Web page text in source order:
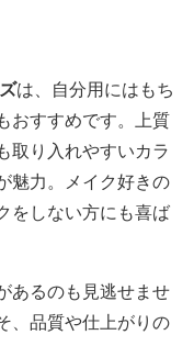
は、自分用にはもち
おすすめです。上質
取り入れやすいカラ
魅力。メイク好きの
をしない方にも喜ば
あるのも見逃せませ
、品質や仕上がりの